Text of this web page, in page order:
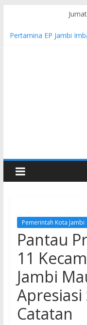
Pertamina EP Jambi
Pemerintah Kota Jambi
Pantau
11
Jambi
Apresiasi
Catatan